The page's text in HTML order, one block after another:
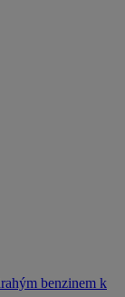
benzinem k